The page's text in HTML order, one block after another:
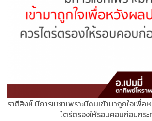
ราศีสิงห์​ มีการแชทเพราะมีคนเข้ามาถูกใจเพื่อ
ไตร่ตรองให้รอบคอบก่อนกระ